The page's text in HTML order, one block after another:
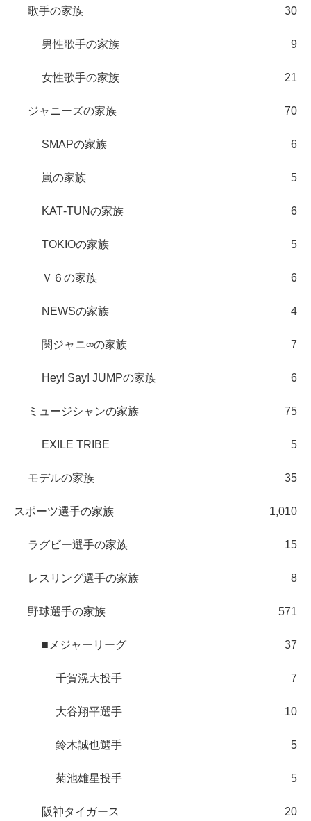
歌手の家族 30
男性歌手の家族 9
女性歌手の家族 21
ジャニーズの家族 70
SMAPの家族 6
嵐の家族 5
KAT‐TUNの家族 6
TOKIOの家族 5
Ｖ６の家族 6
NEWSの家族 4
関ジャニ∞の家族 7
Hey! Say! JUMPの家族 6
ミュージシャンの家族 75
EXILE TRIBE 5
モデルの家族 35
スポーツ選手の家族 1,010
ラグビー選手の家族 15
レスリング選手の家族 8
野球選手の家族 571
■メジャーリーグ 37
千賀滉大投手 7
大谷翔平選手 10
鈴木誠也選手 5
菊池雄星投手 5
阪神タイガース 20